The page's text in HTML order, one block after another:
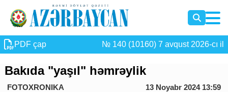
PDF çap № 140 (10160) 7 avqust 2026-cı il
Bakıda "yaşıl" həmrəylik
FOTOXRONIKA 13 Noyabr 2024 13:59